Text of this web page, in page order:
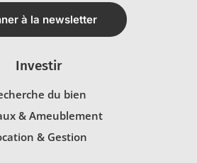
à la newsletter
Investir
du bien
& Ameublement
& Gestion